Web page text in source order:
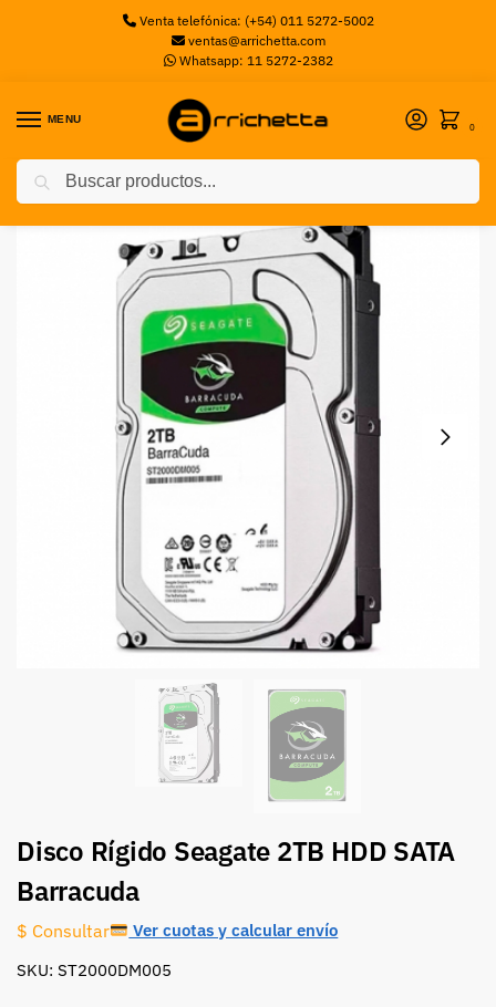
Venta telefónica: (+54) 011 5272-5002
ventas@arrichetta.com
Whatsapp: 11 5272-2382
MENU
0
Inicio Discos Mecanicos / Disco Rígido Seagate 2TB HDD SATA Barracuda
Disco Rígido Seagate 2TB HDD SATA
Barracuda
$ Consultar Ver cuotas y calcular envío
SKU: ST2000DM005